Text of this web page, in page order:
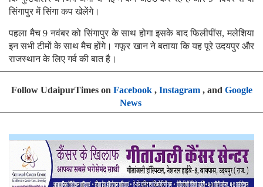
सिंगापुर में सिंगा कप खेलेंगे।
पहला मैच 9 नवंबर को सिंगापुर के साथ होगा इसके बाद फिलीपींस, मलेशिया
इन सभी टीमों के साथ मैच होंगे। गफूर खान ने बताया कि यह पूरे उदयपुर और
राजस्थान के लिए गर्व की बात है।
Follow UdaipurTimes on Facebook, Instagram, and Google
News